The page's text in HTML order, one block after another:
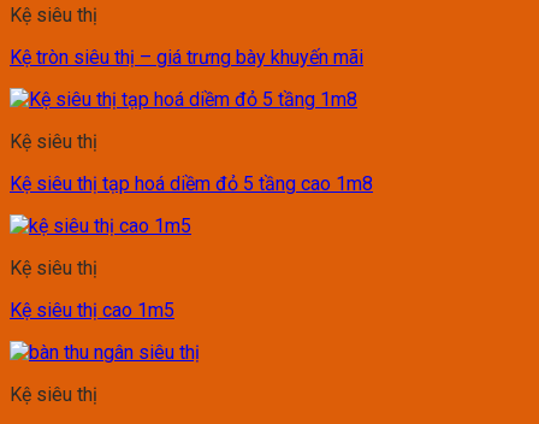
Kệ siêu thị
Kệ tròn siêu thị – giá trưng bày khuyến mãi
Kệ siêu thị
Kệ siêu thị tạp hoá diềm đỏ 5 tầng cao 1m8
Kệ siêu thị
Kệ siêu thị cao 1m5
Kệ siêu thị